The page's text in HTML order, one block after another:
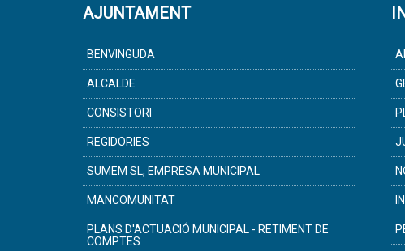
AJUNTAMENT
BENVINGUDA
ALCALDE
CONSISTORI
REGIDORIES
SUMEM SL, EMPRESA MUNICIPAL
MANCOMUNITAT
PLANS D'ACTUACIÓ MUNICIPAL - RETIMENT DE
COMPTES